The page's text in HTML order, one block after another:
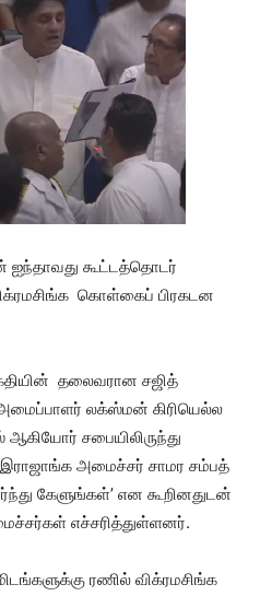
ஐந்தாவது கூட்டத்தொடர்
கொள்கைப் பிரகடன
தலைவரான சஜித்
அமைப்பாளர் லக்ஸ்மன் கிரியெல்ல
ஆகியோர் சபையிலிருந்து
அமைச்சர் சாமர சம்பத்
கேளுங்கள்’ என கூறினதுடன்
எச்சரித்துள்ளனர்.
ரணில் விக்ரமசிங்க